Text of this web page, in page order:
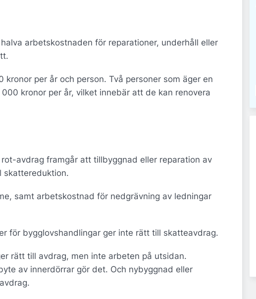
arbetskostnaden för reparationer, underhåll eller
per år och person. Två personer som äger en
kronor per år, vilket innebär att de kan renovera
avdrag framgår att tillbyggnad eller reparation av
skattereduktion.
samt arbetskostnad för nedgrävning av ledningar
för bygglovshandlingar ger inte rätt till skatteavdrag.
rätt till avdrag, men inte arbeten på utsidan.
av innerdörrar gör det. Och nybyggnad eller